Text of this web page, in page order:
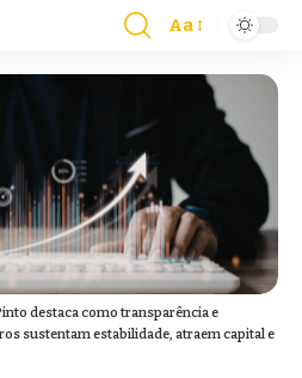
Aa
destaca como transparência e
sustentam estabilidade, atraem capital e